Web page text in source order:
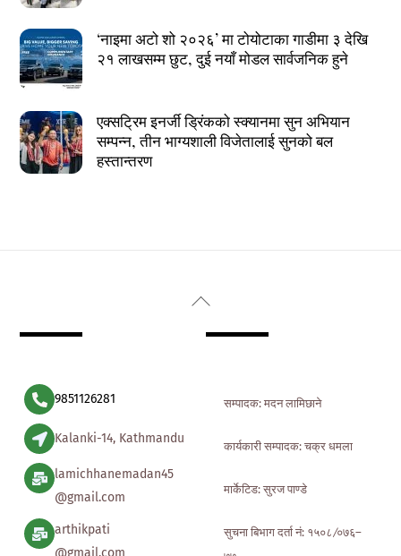
‘नाइमा अटो शो २०२६’ मा टोयोटाका गाडीमा ३ देखि
२१ लाखसम्म छुट, दुई नयाँ मोडल सार्वजनिक हुने
एक्सट्रिम इनर्जी ड्रिंकको स्क्यानमा सुन अभियान
सम्पन्न, तीन भाग्यशाली विजेतालाई सुनको बल
हस्तान्तरण
Back
9851126281
Kalanki-14, Kathmandu
lamichhanemadan45
@gmail.com
arthikpati
सम्पादक: मदन लामिछाने
कार्यकारी सम्पादक: चक्र धमला
मार्केटिड: सुरज पाण्डे
सुचना बिभाग दर्ता नं: १५०८ ∕०७६–